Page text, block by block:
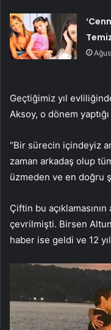
Geçtiğimiz yıl
Aksoy, o dönem
“Bir sürecin içindeyiz
zaman arkadaş olup
üzmeden ve en doğru
Çiftin bu
çevrilmişti. Birsen
haber ise geldi ve 12